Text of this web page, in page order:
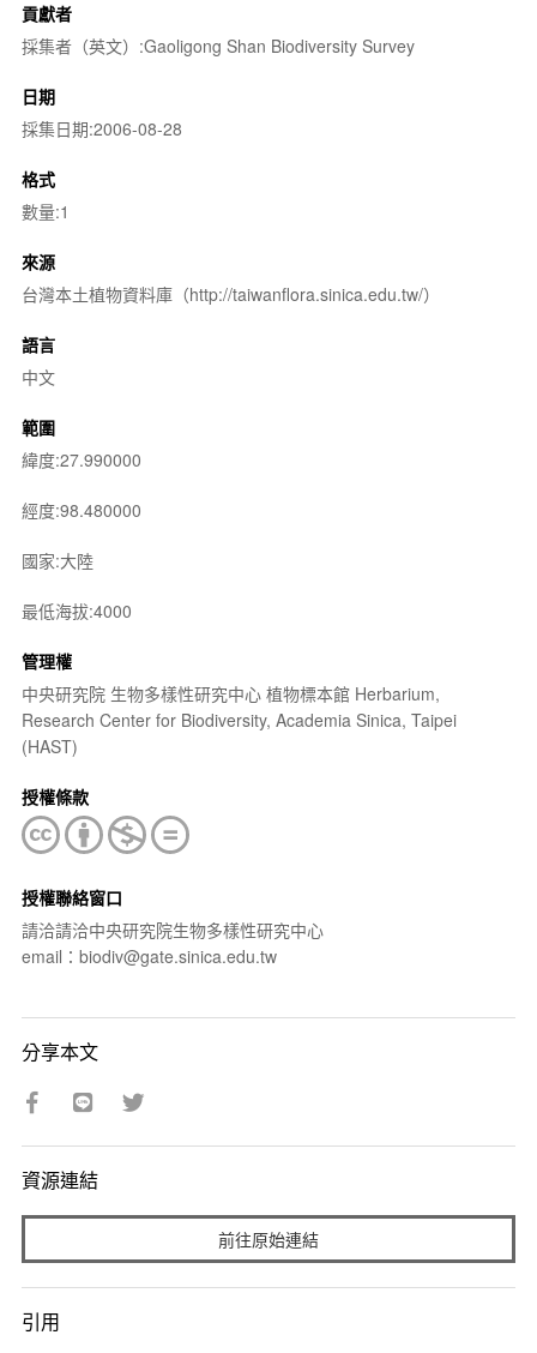
貢獻者
採集者（英文）:Gaoligong Shan Biodiversity Survey
日期
採集日期:2006-08-28
格式
數量:1
來源
台灣本土植物資料庫（http://taiwanflora.sinica.edu.tw/）
語言
中文
範圍
緯度:27.990000
經度:98.480000
國家:大陸
最低海拔:4000
管理權
中央研究院 生物多樣性研究中心 植物標本館 Herbarium,
Research Center for Biodiversity, Academia Sinica, Taipei
(HAST)
授權條款
授權聯絡窗口
請洽請洽中央研究院生物多樣性研究中心
email：biodiv@gate.sinica.edu.tw
分享本文
資源連結
前往原始連結
引用